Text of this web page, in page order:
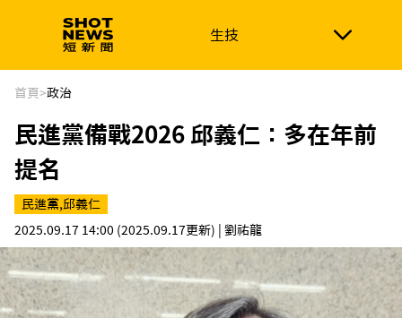
生技
生技 政治
新南向 體育
首頁>政治
民進黨備戰2026 邱義仁：多在年前
提名
民進黨,邱義仁
2025.09.17 14:00 (2025.09.17更新) | 劉祐龍